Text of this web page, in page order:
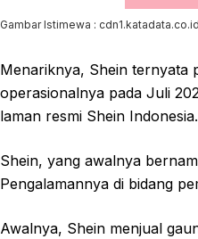
Gambar Istimewa : cdn1.katadata.co.id
Menariknya, Shein ternyata
operasionalnya pada Juli
laman resmi Shein Indonesia.
Shein, yang awalnya
Pengalamannya di bidang
Awalnya, Shein menjual